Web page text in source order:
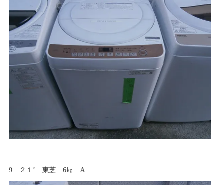
9 ２１’ 東芝 6㎏ A